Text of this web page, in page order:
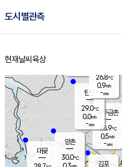
도시별관측
홈
현재날씨 육상
파주금촌
28.9℃
0.5m/s
-mm
대곶
탄현
29.0℃
0.0m/s
-mm
김포
양촌
30.0℃
m/s
26.8℃
0.9m/s
-mm